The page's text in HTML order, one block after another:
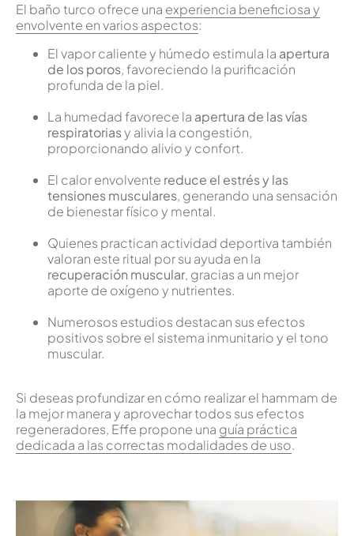
El baño turco ofrece una experiencia beneficiosa y
envolvente en varios aspectos:
El vapor caliente y húmedo estimula la apertura
de los poros, favoreciendo la purificación
profunda de la piel.
La humedad favorece la apertura de las vías
respiratoriasy alivia la congestión,
proporcionando alivio y confort.
El calor envolvente reduce el estrés y las
tensiones musculares, generando una sensación
de bienestar físico y mental.
Quienes practican actividad deportiva también
valoran este ritual por su ayuda en la
recuperación muscular, gracias a un mejor
aporte de oxígeno y nutrientes.
Numerosos estudios destacan sus efectos
positivos sobre el sistema inmunitario y el tono
muscular.
Si deseas profundizar en cómo realizar el hammam de
la mejor manera y aprovechar todos sus efectos
regeneradores, Effe propone una guía práctica
dedicada a las correctas modalidades de uso.